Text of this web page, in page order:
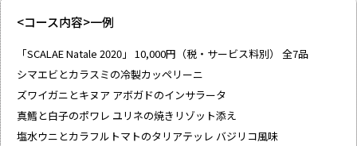
<コース内容>一例
「SCALAE Natale 2020」 10,000円（税・サービス料別） 全7品
シマエビとカラスミの冷製カッペリーニ
ズワイガニとキヌア アボガドのインサラータ
真鱈と白子のポワレ ユリネの焼きリゾット添え
塩水ウニとカラフルトマトのタリアテッレ バジリコ風味